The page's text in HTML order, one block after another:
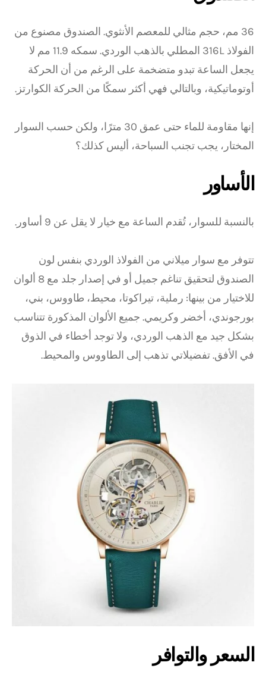
36 مم، حجم مثالي للمعصم الأنثوي. الصندوق مصنوع من
الفولاذ 316L المطلي بالذهب الوردي. سمكه 11.9 مم لا
يجعل الساعة تبدو متضخمة على الرغم من أن الحركة
أوتوماتيكية، وبالتالي فهي أكثر سمكًا من الحركة الكوارتز.
إنها مقاومة للماء حتى عمق 30 مترًا، ولكن حسب السوار
المختار، يجب تجنب السباحة، أليس كذلك؟
الأساور
بالنسبة للسوار، تُقدم الساعة مع خيار لا يقل عن 9 أساور.
تتوفر مع سوار ميلاني من الفولاذ الوردي بنفس لون
الصندوق لتحقيق تناغم جميل أو في إصدار جلد مع 8 ألوان
للاختيار من بينها: رملية، تيراكوتا، محيط، طاووس، بني،
بورجوندي، أخضر وكريمي. جميع الألوان المذكورة تتناسب
بشكل جيد مع الذهب الوردي، ولا توجد أخطاء في الذوق
في الأفق. تفضيلاتي تذهب إلى الطاووس والمحيط.
السعر والتوافر